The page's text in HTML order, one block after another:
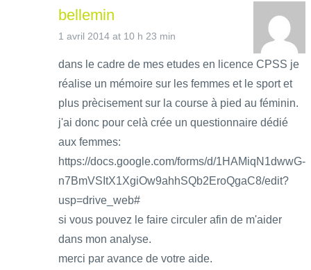
bellemin
1 avril 2014 at 10 h 23 min
dans le cadre de mes etudes en licence CPSS je
réalise un mémoire sur les femmes et le sport et
plus prècisement sur la course à pied au féminin.
j'ai donc pour celà crée un questionnaire dédié
aux femmes:
https://docs.google.com/forms/d/1HAMiqN1dwwG-
n7BmVSItX1XgiOw9ahhSQb2EroQgaC8/edit?
usp=drive_web#
si vous pouvez le faire circuler afin de m'aider
dans mon analyse.
merci par avance de votre aide.